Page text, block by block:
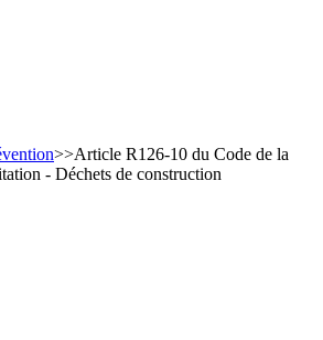
>>Article R126-10 du Code de la
- Déchets de construction